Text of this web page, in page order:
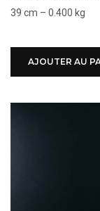
39 cm – 0.400 kg
AJOUTER AU